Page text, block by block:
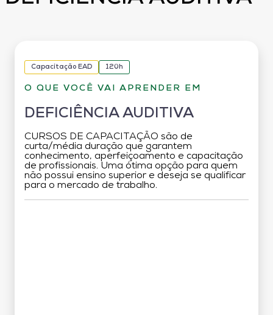
Capacitação EAD 120h
O QUE VOCÊ VAI APRENDER EM
DEFICIÊNCIA AUDITIVA
CURSOS DE CAPACITAÇÃO são de
curta/média duração que garantem
conhecimento, aperfeiçoamento e capacitação
de profissionais. Uma ótima opção para quem
não possui ensino superior e deseja se qualificar
para o mercado de trabalho.